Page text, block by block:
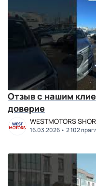
Отзыв с нашим
доверие
WESTMOTORS
16.03.2026 2 102